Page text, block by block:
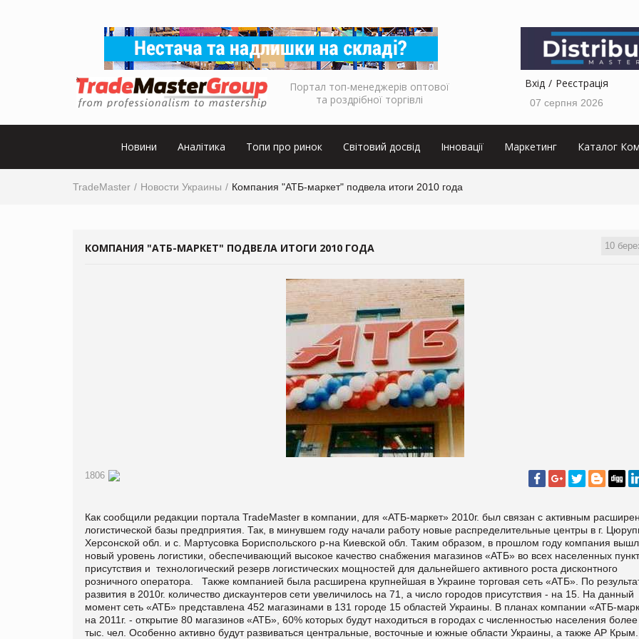
Портал топ-менеджерів оптової
та роздрібної торгівлі
Вхід Реєстрація
07 серпня 2026
Новини Аналітика Топи про ринок Світовий досвід Інновації Маркетинг Каталог
TradeMaster Новости Украины Компания "АТБ-маркет" подвела итоги 2010 года
10
КОМПАНИЯ "АТБ-МАРКЕТ" ПОДВЕЛА ИТОГИ 2010 ГОДА
1806
Как сообщили редакции портала TradeMaster в компании, для «АТБ-маркет» 2010г. был связан с активным
логистической базы предприятия. Так, в минувшем году начали работу новые распределительные центры в г.
Херсонской обл. и с. Мартусовка Бориспольского р-на Киевской обл. Таким образом, в прошлом году компания
новый уровень логистики, обеспечивающий высокое качество снабжения магазинов «АТБ» во всех населенных
присутствия и технологический резерв логистических мощностей для дальнейшего активного роста дисконтного
розничного оператора. Также компанией была расширена крупнейшая в Украине торговая сеть «АТБ». По
развития в 2010г. количество дискаунтеров сети увеличилось на 71, а число городов присутствия - на 15. На данный
момент сеть «АТБ» представлена 452 магазинами в 131 городе 15 областей Украины. В планах компании «АТБ-
на 2011г. - открытие 80 магазинов «АТБ», 60% которых будут находиться в городах с численностью населения
тыс. чел. Особенно активно будут развиваться центральные, восточные и южные области Украины, а также АР